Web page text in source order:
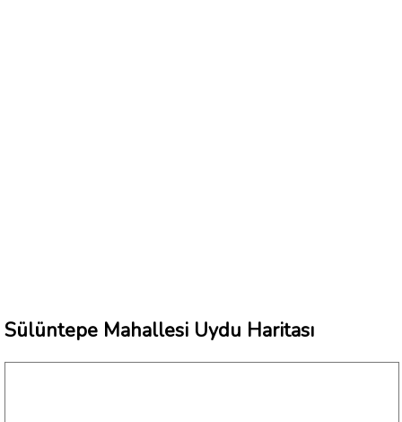
Sülüntepe Mahallesi Uydu Haritası